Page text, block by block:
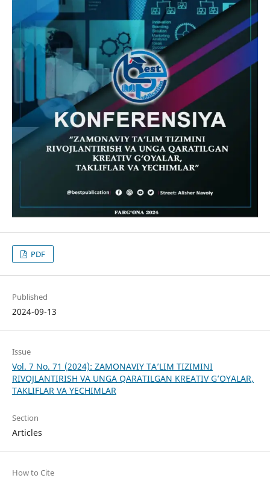
PDF
Published
2024-09-13
Issue
Vol. 7 No. 71 (2024): ZAMONAVIY TA’LIM TIZIMINI
RIVOJLANTIRISH VA UNGA QARATILGAN KREATIV G’OYALAR,
TAKLIFLAR VA YECHIMLAR
Section
Articles
How to Cite